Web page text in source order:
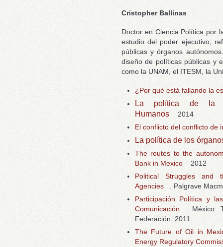
Cristopher Ballinas
Doctor en Ciencia Política por
estudio del poder ejecutivo,
públicas y órganos
diseño de políticas públicas y
como la UNAM, el ITESM, la
¿Por qué está fallando la
La política de la
Humanos
2014
El conflicto del conflicto de
La política de los
The routes to the
Bank in Mexico
2012
Political Struggles and
Agencies
. Palgrave
Participación Política y
Comunicación
. México:
Federación. 2011
The Future of Oil in
Energy Regulatory